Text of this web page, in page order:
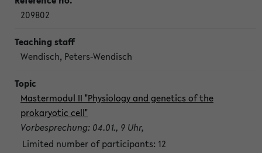
209802
Wendisch, Peters-Wendisch
Mastermodul II "Physiology and genetics of the
prokaryotic cell"
Vorbesprechung: 04.01., 9 Uhr,
Limited number of participants: 12